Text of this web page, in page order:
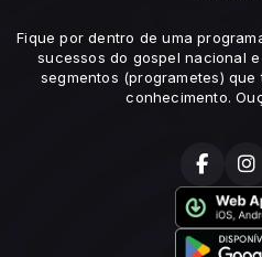
Fique por dentro de uma
sucessos do gospel nacional
segmentos (programetes)
conhecimento.